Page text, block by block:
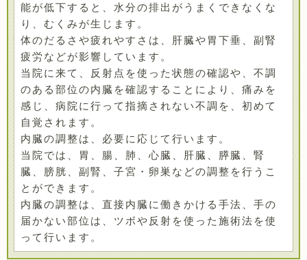
能が低下すると、水分の排出がうまくできなくな
り、むくみが生じます。
体のだるさや疲れやすさは、肝臓や胃下垂、副腎
疲労などが影響しています。
当院に来て、反射点を使った状態の確認や、不調
のある部位の内臓を確認することにより、痛みを
感じ、病院に行って指摘されない不調を、初めて
自覚されます。
内臓の調整は、必要に応じて行います。
当院では、胃、腸、肺、心臓、肝臓、膵臓、腎
臓、膀胱、副腎、子宮・卵巣などの調整を行うこ
とができます。
内臓の調整は、直接内臓に働きかける手法、手の
届かない部位は、ツボや反射を使った施術法を使
って行います。